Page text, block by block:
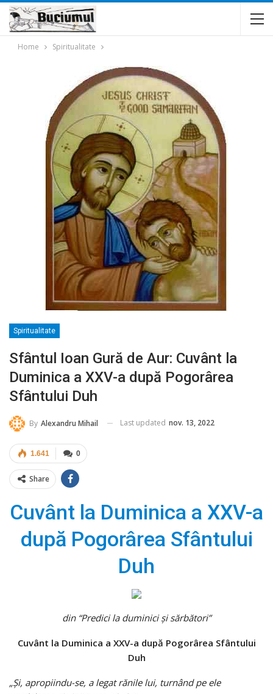
Home Spiritualitate
Spiritualitate
Sfântul Ioan Gură de Aur: Cuvânt la
Duminica a XXV-a după Pogorârea
Sfântului Duh
By Alexandru Mihail Last updated nov. 13, 2022
0
1.641
Share
Cuvânt la Duminica a XXV-a
după Pogorârea Sfântului
Duh
din “Predici la duminici şi sărbători”
Cuvânt la Duminica a XXV-a după Pogorârea Sfântului
Duh
„Şi, apropiindu-se, a legat rănile lui, turnând pe ele